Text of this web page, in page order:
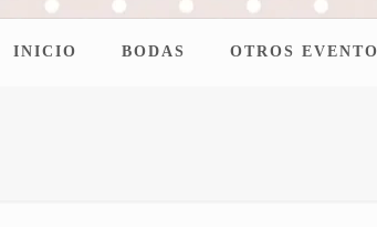
INICIO BODAS OTROS